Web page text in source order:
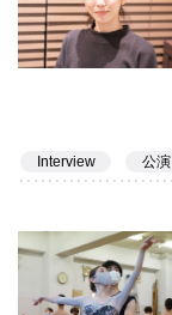
Interview 公演